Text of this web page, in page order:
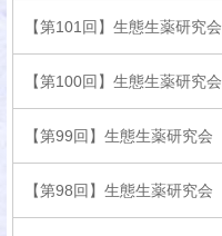
【第101回】生態生薬研究会
【第100回】生態生薬研究会
【第99回】生態生薬研究会
【第98回】生態生薬研究会